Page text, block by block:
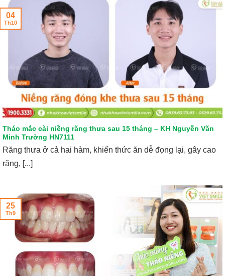
Tháo mắc cài niềng răng thưa sau 15 tháng – KH Nguyễn Văn
Minh Trường HN7111
Răng thưa ở cả hai hàm, khiến thức ăn dễ đọng lại, gây cao
răng, [...]
04
Th10
25
Th9